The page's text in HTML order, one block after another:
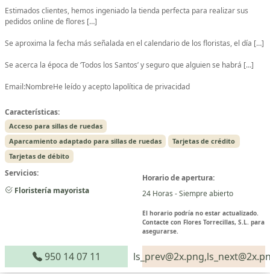
Estimados clientes, hemos ingeniado la tienda perfecta para realizar sus
pedidos online de flores […]
Se aproxima la fecha más señalada en el calendario de los floristas, el día […]
Se acerca la época de ‘Todos los Santos’ y seguro que alguien se habrá […]
Email:NombreHe leído y acepto lapolítica de privacidad
Características:
Acceso para sillas de ruedas
Aparcamiento adaptado para sillas de ruedas
Tarjetas de crédito
Tarjetas de débito
Servicios:
Floristería mayorista
Horario de apertura:
24 Horas - Siempre abierto
El horario podría no estar actualizado.
Contacte con Flores Torrecillas, S.L. para
asegurarse.
950 14 07 11